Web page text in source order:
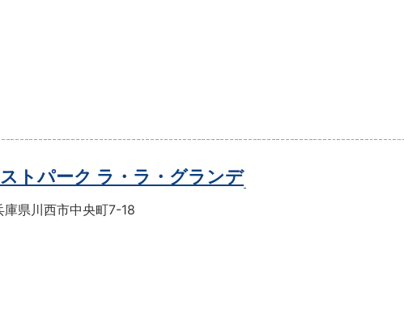
ストパーク ラ・ラ・グランデ
庫県川西市中央町7-18